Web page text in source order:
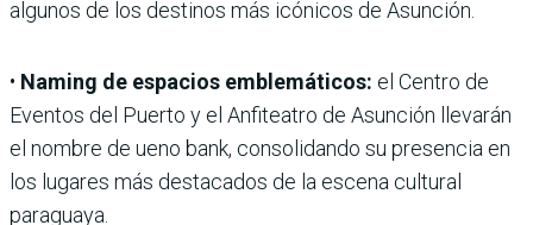
algunos de los destinos más icónicos de Asunción.
• Naming de espacios emblemáticos: el Centro de
Eventos del Puerto y el Anfiteatro de Asunción llevarán
el nombre de ueno bank, consolidando su presencia en
los lugares más destacados de la escena cultural
paraguaya.